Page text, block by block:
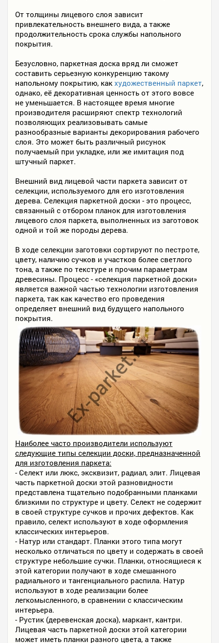
От толщины лицевого слоя зависит
привлекательность внешнего вида, а также
продолжительность срока службы напольного
покрытия.
Безусловно, паркетная доска вряд ли сможет
составить серьезную конкуренцию такому
напольному покрытию, как художественный паркет,
однако, её декоративная ценность от этого вовсе
не уменьшается. В настоящее время многие
производителя расширяют спектр технологий
позволяющих реализовывать самые
разнообразные варианты декорирования рабочего
слоя. Это может быть различный рисунок
получаемый при укладке, или же имитация под
штучный паркет.
Внешний вид лицевой части паркета зависит от
селекции, используемого для его изготовления
дерева. Селекция паркетной доски - это процесс,
связанный с отбором планок для изготовления
лицевого слоя паркета, выполненных из заготовок
одной и той же породы дерева.
В ходе селекции заготовки сортируют по пестроте,
цвету, наличию сучков и участков более светлого
тона, а также по текстуре и прочим параметрам
древесины. Процесс - «селекция паркетной доски»
является важной частью технологии изготовления
паркета, так как качество его проведения
определяет внешний вид будущего напольного
покрытия.
Наиболее часто производители используют
следующие типы селекции доски, предназначенной
для изготовления паркета:
- Селект или люкс, эксквизит, радиал, элит. Лицевая
часть паркетной доски этой разновидности
представлена тщательно подобранными планками
близкими по структуре и цвету. Селект не содержит
в своей структуре сучков и прочих дефектов. Как
правило, селект используют в ходе оформления
классических интерьеров.
- Натур или стандарт. Планки этого типа могут
несколько отличаться по цвету и содержать в своей
структуре небольшие сучки. Планки, относящиеся к
этой категории получают в ходе смешанного
радиального и тангенциального распила. Натур
используют в ходе реализации более
легкомысленного, в сравнении с классическим
интерьера.
- Рустик (деревенская доска), маркант, кантри.
Лицевая часть паркетной доски этой категории
может иметь планки разного цвета, а также